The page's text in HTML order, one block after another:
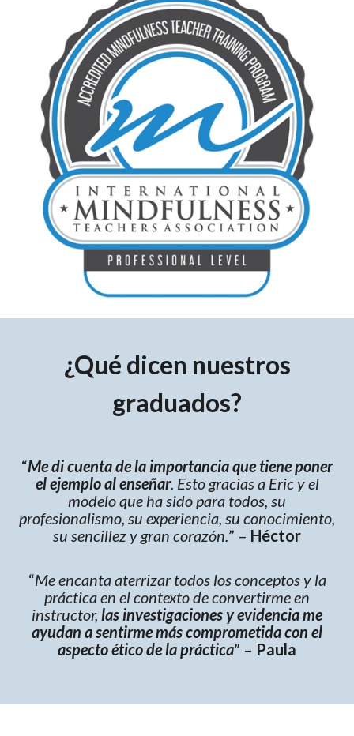
¿Qué dicen nuestros
graduados?
“Me di cuenta de la importancia que tiene poner
el ejemplo al enseñar. Esto gracias a Eric y el
modelo que ha sido para todos, su
profesionalismo, su experiencia, su conocimiento,
su sencillez y gran corazón. ” – Héctor
“Me encanta aterrizar todos los conceptos y la
práctica en el contexto de convertirme en
instructor, las investigaciones y evidencia me
ayudan a sentirme más comprometida con el
aspecto ético de la práctica” – Paula